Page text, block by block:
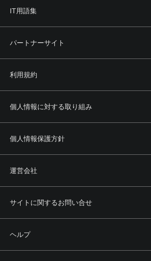
IT用語集
パートナーサイト
利用規約
個人情報に対する取り組み
個人情報保護方針
運営会社
サイトに関するお問い合せ
ヘルプ